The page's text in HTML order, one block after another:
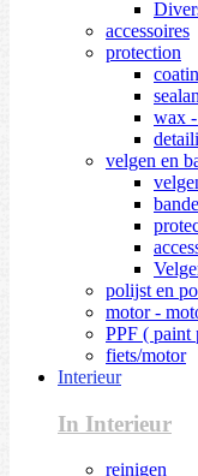
accessoires
protection
wax
velgen en
polijst en
motor -
PPF ( paint
fiets/motor
Interieur
In Interieur
reinigen